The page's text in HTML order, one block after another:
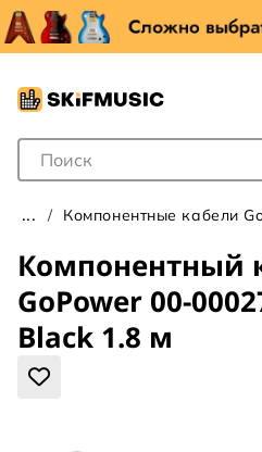
Поле для Поиска
Компонентные кабели
Компонентный
GoPower 00-
Black 1.8 м